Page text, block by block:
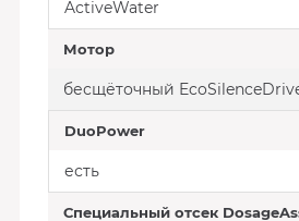
ActiveWater
Мотор
бесщёточный
DuoPower
есть
Специальный отсек